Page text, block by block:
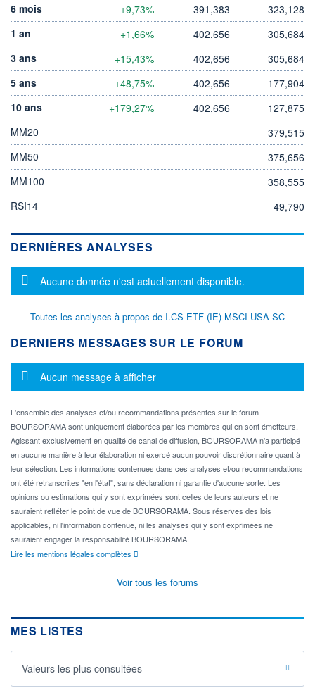
6 mois
+9,73% 391,383
323,128
1 an
+1,66% 402,656
305,684
3 ans
+15,43% 402,656
305,684
5 ans
+48,75% 402,656
177,904
10 ans
+179,27% 402,656
127,875
MM20
379,515
MM50
375,656
MM100
358,555
RSI14
49,790
DERNIÈRES ANALYSES
Message d'information
Aucune donnée n'est actuellement disponible.
Toutes les analyses à propos de I.CS ETF (IE) MSCI USA SC
DERNIERS MESSAGES SUR LE FORUM
Message d'information
Aucun message à afficher
L'ensemble des analyses et/ou recommandations présentes sur le forum
BOURSORAMA sont uniquement élaborées par les membres qui en sont émetteurs.
Agissant exclusivement en qualité de canal de diffusion, BOURSORAMA n'a participé
en aucune manière à leur élaboration ni exercé aucun pouvoir discrétionnaire quant à
leur sélection. Les informations contenues dans ces analyses et/ou recommandations
ont été retranscrites "en l'état", sans déclaration ni garantie d'aucune sorte. Les
opinions ou estimations qui y sont exprimées sont celles de leurs auteurs et ne
sauraient refléter le point de vue de BOURSORAMA. Sous réserves des lois
applicables, ni l'information contenue, ni les analyses qui y sont exprimées ne
sauraient engager la responsabilité BOURSORAMA.
Lire les mentions légales complètes
Voir tous les forums
MES LISTES
Valeurs les plus consultées